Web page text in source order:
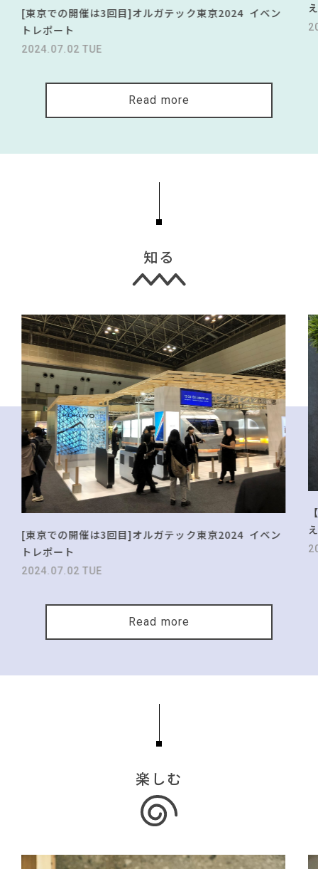
[東京での開催は3回目]オルガテック東京2024 イベン
トレポート
2024.07.02 TUE
Read more
知る
[東京での開催は3回目]オルガテック東京2024 イベン
トレポート
2024.07.02 TUE
Read more
楽しむ